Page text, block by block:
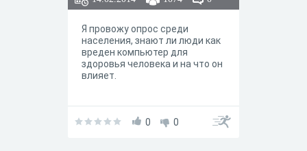
Я провожу опрос среди
населения, знают ли люди как
вреден компьютер для
здоровья человека и на что он
влияет.
0 0